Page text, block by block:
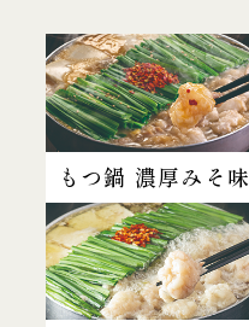
もつ鍋 濃厚みそ味